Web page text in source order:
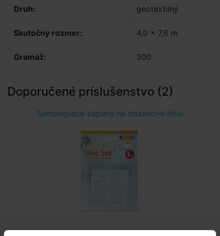
Druh: geotextilný
Skutočný rozmer: 4,0 x 7,6 m
Gramáž: 300
Doporučené príslušenstvo (2)
Samolepiace záplaty na bazénovú fóliu